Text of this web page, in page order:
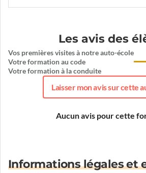
Les avis des
Vos premières visites à notre auto-école
Votre formation au code
Votre formation à la conduite
Laisser mon avis sur cette
Aucun avis pour cette
Informations légales et